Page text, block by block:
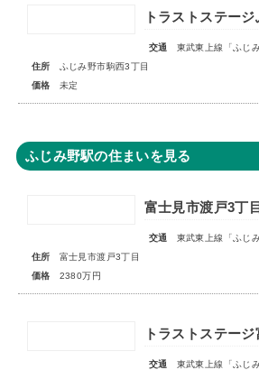
交通
東武東上線「ふじ
住所
ふじみ野市駒西3丁目
価格
未定
ふじみ野駅の住まいを見る
交通
東武東上線「ふじ
住所
富士見市渡戸3丁目
価格
2380万円
交通
東武東上線「ふじ